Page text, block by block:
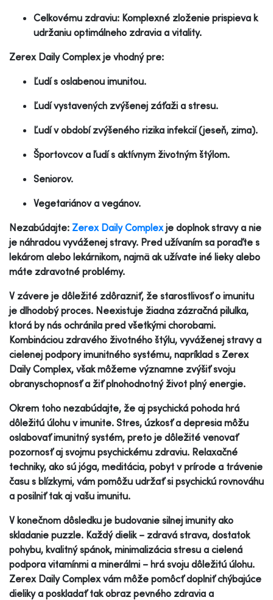
Celkovému zdraviu: Komplexné zloženie prispieva k
udržaniu optimálneho zdravia a vitality.
Zerex Daily Complex je vhodný pre:
Ľudí s oslabenou imunitou.
Ľudí vystavených zvýšenej záťaži a stresu.
Ľudí v období zvýšeného rizika infekcií (jeseň, zima).
Športovcov a ľudí s aktívnym životným štýlom.
Seniorov.
Vegetariánov a vegánov.
Nezabúdajte: Zerex Daily Complex je doplnok stravy a nie
je náhradou vyváženej stravy. Pred užívaním sa poraďte s
lekárom alebo lekárnikom, najmä ak užívate iné lieky alebo
máte zdravotné problémy.
V závere je dôležité zdôrazniť, že starostlivosť o imunitu
je dlhodobý proces. Neexistuje žiadna zázračná pilulka,
ktorá by nás ochránila pred všetkými chorobami.
Kombináciou zdravého životného štýlu, vyváženej stravy a
cielenej podpory imunitného systému, napríklad s Zerex
Daily Complex, však môžeme významne zvýšiť svoju
obranyschopnosť a žiť plnohodnotný život plný energie.
Okrem toho nezabúdajte, že aj psychická pohoda hrá
dôležitú úlohu v imunite. Stres, úzkosť a depresia môžu
oslabovať imunitný systém, preto je dôležité venovať
pozornosť aj svojmu psychickému zdraviu. Relaxačné
techniky, ako sú jóga, meditácia, pobyt v prírode a trávenie
času s blízkymi, vám pomôžu udržať si psychickú rovnováhu
a posilniť tak aj vašu imunitu.
V konečnom dôsledku je budovanie silnej imunity ako
skladanie puzzle. Každý dielik – zdravá strava, dostatok
pohybu, kvalitný spánok, minimalizácia stresu a cielená
podpora vitamínmi a minerálmi – hrá svoju dôležitú úlohu.
Zerex Daily Complex vám môže pomôcť doplniť chýbajúce
dieliky a poskladať tak obraz pevného zdravia a